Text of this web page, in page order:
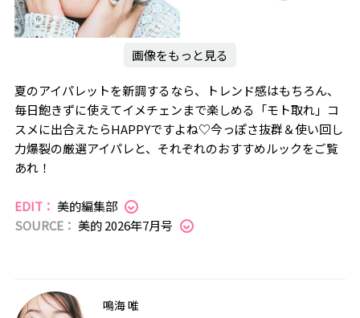
画像をもっと見る
夏のアイパレットを新調するなら、トレンド感はもちろん、
毎日飽きずに使えてイメチェンまで楽しめる「モト取れ」コ
スメに出合えたらHAPPYですよね♡今っぽさ抜群＆使い回し
力爆裂の厳選アイパレと、それぞれのおすすめルックをご覧
あれ！
EDIT： 美的編集部
SOURCE： 美的 2026年7月号
鳴海 唯